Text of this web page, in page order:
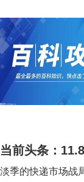
当前头条：
淡季的快递市场战